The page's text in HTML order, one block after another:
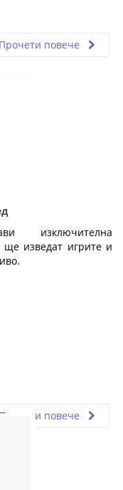
Прочети повече
изключителна
ще изведат игрите и
Прочети повече